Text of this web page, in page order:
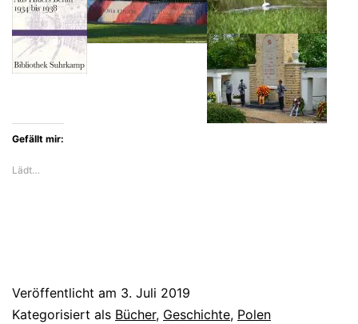
ihre
Heimat
und
deutsch-
Gefällt mir:
Lädt…
Veröffentlicht am 3. Juli 2019
Kategorisiert als Bücher, Geschichte, Polen